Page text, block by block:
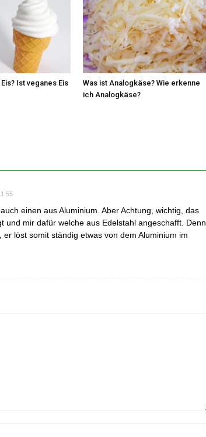
Ist veganes Eis
Was ist Analogkäse? Wie erkenne
ich Analogkäse?
einen aus Aluminium. Aber Achtung, wichtig, das
und mir dafür welche aus Edelstahl angeschafft. Denn
löst somit ständig etwas von dem Aluminium im